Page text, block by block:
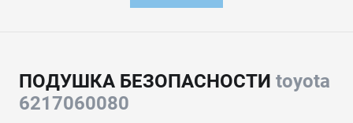
ПОДУШКА БЕЗОПАСНОСТИ toyota
6217060080